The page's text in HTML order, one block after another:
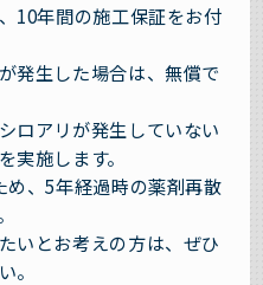
10年間の施工保証をお付
発生した場合は、無償で
ロアリが発生していない
実施します。
、5年経過時の薬剤再散
いとお考えの方は、ぜひ
。